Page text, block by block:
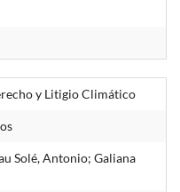
y Litigio Climático
Solé, Antonio; Galiana